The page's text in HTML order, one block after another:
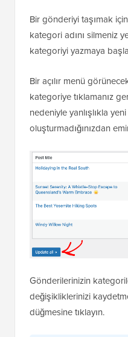
Bir gönderiyi taşımak
kategori adını silmeniz
kategoriyi yazmaya
Bir açılır menü
kategoriye tıklamanız
nedeniyle yanlışlıkla
oluşturmadığınızdan
Gönderilerinizin
değişikliklerinizi
düğmesine tıklayın.